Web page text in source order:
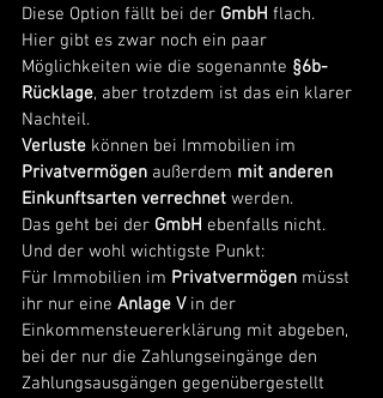
Diese Option fällt bei der GmbH flach.
Hier gibt es zwar noch ein paar
Möglichkeiten wie die sogenannte §6b-
Rücklage, aber trotzdem ist das ein klarer
Nachteil.
Verluste können bei Immobilien im
Privatvermögen außerdem mit anderen
Einkunftsarten verrechnet werden.
Das geht bei der GmbH ebenfalls nicht.
Und der wohl wichtigste Punkt:
Für Immobilien im Privatvermögen müsst
ihr nur eine Anlage V in der
Einkommensteuererklärung mit abgeben,
bei der nur die Zahlungseingänge den
Zahlungsausgängen gegenübergestellt